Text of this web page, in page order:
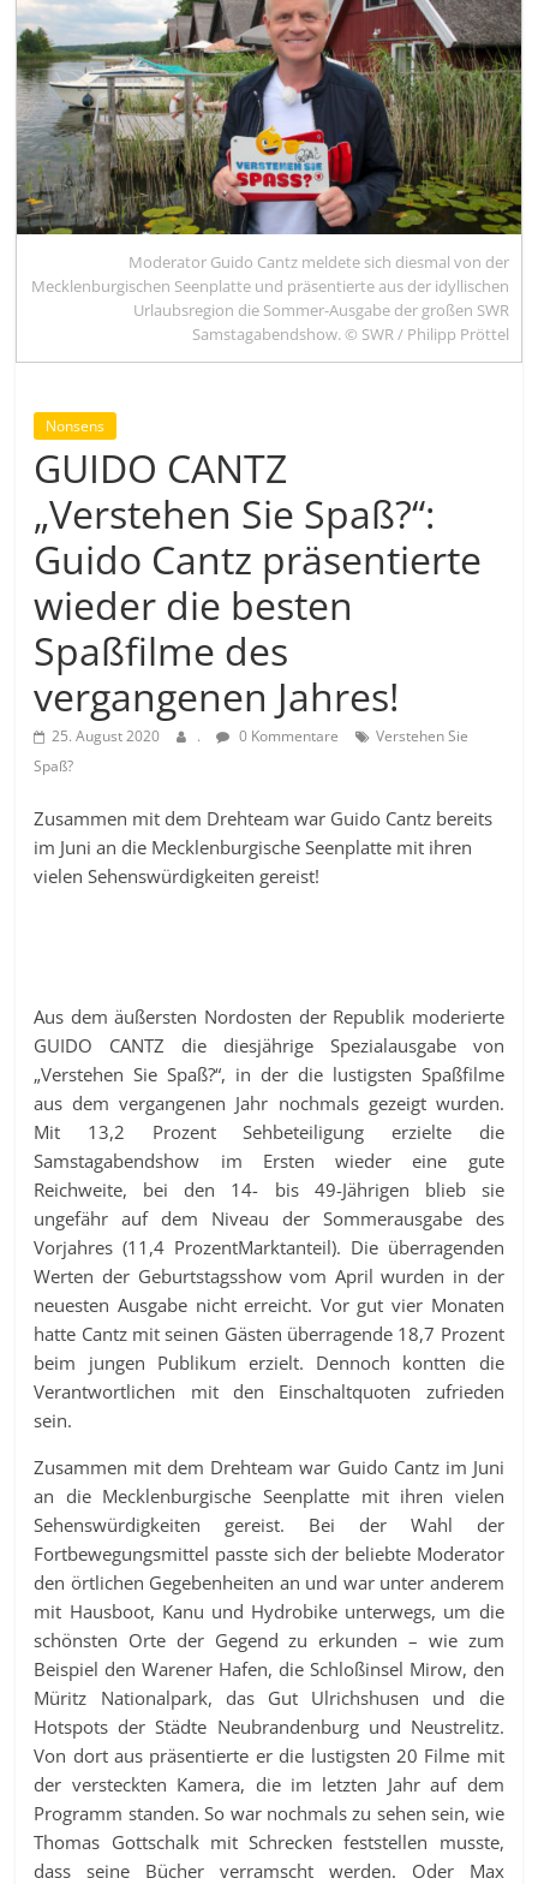
Moderator Guido Cantz meldete sich diesmal von der
Mecklenburgischen Seenplatte und präsentierte aus der idyllischen
Urlaubsregion die Sommer-Ausgabe der großen SWR
Samstagabendshow. © SWR / Philipp Pröttel
Nonsens
GUIDO CANTZ
„Verstehen Sie Spaß?“:
Guido Cantz präsentierte
wieder die besten
Spaßfilme des
vergangenen Jahres!
25. August 2020 . 0 Kommentare
Verstehen Sie
Spaß?
Zusammen mit dem Drehteam war Guido Cantz bereits
im Juni an die Mecklenburgische Seenplatte mit ihren
vielen Sehenswürdigkeiten gereist!
Aus dem äußersten Nordosten der Republik moderierte
GUIDO CANTZ die diesjährige Spezialausgabe von
„Verstehen Sie Spaß?“, in der die lustigsten Spaßfilme
aus dem vergangenen Jahr nochmals gezeigt wurden.
Mit 13,2 Prozent Sehbeteiligung erzielte die
Samstagabendshow im Ersten wieder eine gute
Reichweite, bei den 14- bis 49-Jährigen blieb sie
ungefähr auf dem Niveau der Sommerausgabe des
Vorjahres (11,4 ProzentMarktanteil). Die überragenden
Werten der Geburtstagsshow vom April wurden in der
neuesten Ausgabe nicht erreicht. Vor gut vier Monaten
hatte Cantz mit seinen Gästen überragende 18,7 Prozent
beim jungen Publikum erzielt. Dennoch kontten die
Verantwortlichen mit den Einschaltquoten zufrieden
sein.
Zusammen mit dem Drehteam war Guido Cantz im Juni
an die Mecklenburgische Seenplatte mit ihren vielen
Sehenswürdigkeiten gereist. Bei der Wahl der
Fortbewegungsmittel passte sich der beliebte Moderator
den örtlichen Gegebenheiten an und war unter anderem
mit Hausboot, Kanu und Hydrobike unterwegs, um die
schönsten Orte der Gegend zu erkunden – wie zum
Beispiel den Warener Hafen, die Schloßinsel Mirow, den
Müritz Nationalpark, das Gut Ulrichshusen und die
Hotspots der Städte Neubrandenburg und Neustrelitz.
Von dort aus präsentierte er die lustigsten 20 Filme mit
der versteckten Kamera, die im letzten Jahr auf dem
Programm standen. So war nochmals zu sehen sein, wie
Thomas Gottschalk mit Schrecken feststellen musste,
dass seine Bücher verramscht werden. Oder Max